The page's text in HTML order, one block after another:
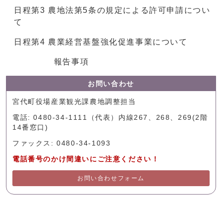
日程第3 農地法第5条の規定による許可申請につい
て
日程第4 農業経営基盤強化促進事業について
報告事項
お問い合わせ
宮代町役場産業観光課農地調整担当
電話: 0480-34-1111（代表）内線267、268、269(2階
14番窓口)
ファックス: 0480-34-1093
電話番号のかけ間違いにご注意ください！
お問い合わせフォーム